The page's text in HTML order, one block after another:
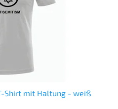
Shirt mit Haltung - weiß